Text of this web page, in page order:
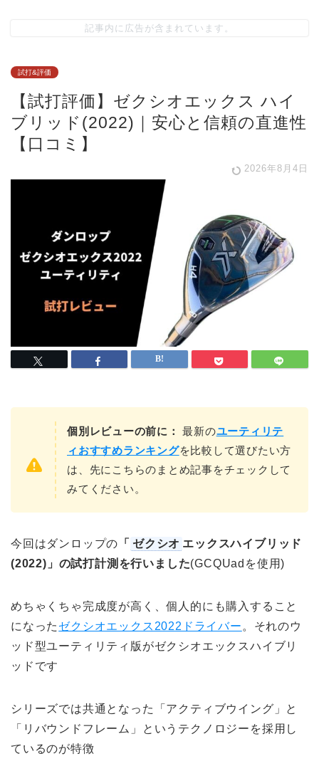
記事内に広告が含まれています。
試打&評価
【試打評価】ゼクシオエックス ハイ
ブリッド(2022)｜安心と信頼の直進性
【口コミ】
2026年8月4日
個別レビューの前に： 最新のユーティリテ
ィおすすめランキングを比較して選びたい方
は、先にこちらのまとめ記事をチェックして
みてください。
今回はダンロップの 「 ゼクシオ エックスハイブリッド
(2022)」の試打計測を行いました(GCQUadを使用)
めちゃくちゃ完成度が高く、個人的にも購入すること
になった ゼクシオエックス2022ドライバー 。それのウ
ッド型ユーティリティ版がゼクシオエックスハイブリ
ッドです
シリーズでは共通となった「アクティブウイング」と
「リバウンドフレーム」というテクノロジーを採用し
ているのが特徴